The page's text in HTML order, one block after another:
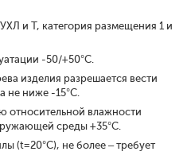
и Т, категория размещения 1 и
-50/+50°С.
изделия разрешается вести
не ниже -15°С.
относительной влажности
среды +35°С.
(t=20°С), не более – требует